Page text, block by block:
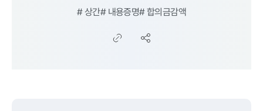
#상간#내용증명#합의금감액